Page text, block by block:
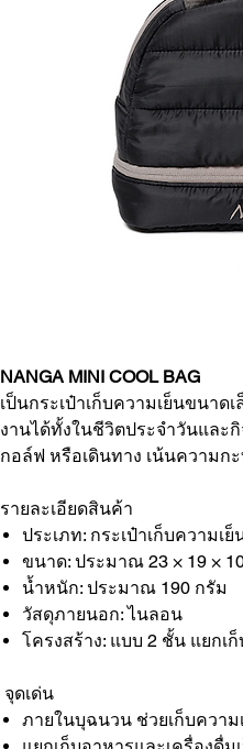
NANGA MINI COOL BAG
เป็นกระเป๋าเก็บความเย็นขนาด
งานได้ทั้งในชีวิตประจำวันและ
กอล์ฟ หรือเดินทาง เน้นความก
รายละเอียดสินค้า
ประเภท: กระเป๋าเก็บความเ
ขนาด: ประมาณ 23 × 19 ×
น้ำหนัก: ประมาณ 190 กรัม
วัสดุภายนอก: ไนลอน
โครงสร้าง: แบบ 2 ชั้น แยกเ
จุดเด่น
ภายในบุฉนวน ช่วยเก็บความ